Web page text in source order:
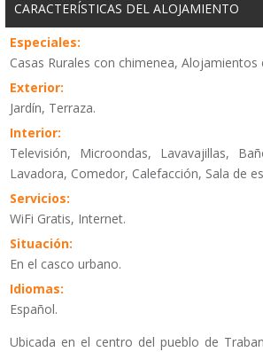
CARACTERÍSTICAS DEL ALOJAMIENTO
Especiales:
Casas Rurales con chimenea, Alojamientos
Exterior:
Jardín, Terraza.
Interior:
Televisión, Microondas, Lavavajillas,
Lavadora, Comedor, Calefacción, Sala de
Servicios:
WiFi Gratis, Internet.
Situación:
En el casco urbano.
Idiomas:
Español.
Ubicada en el centro del pueblo de